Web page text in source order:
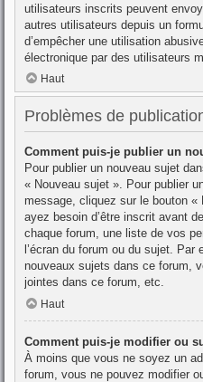
utilisateurs inscrits peuvent
autres utilisateurs depuis un
d’empêcher une utilisation
électronique par des utilisateurs
Haut
Problèmes de
Comment puis-je publier un
Pour publier un nouveau sujet
« Nouveau sujet ». Pour publier
message, cliquez sur le bouton
ayez besoin d’être inscrit avant
chaque forum, une liste de vos
l’écran du forum ou du sujet.
nouveaux sujets dans ce forum,
jointes dans ce forum, etc.
Haut
Comment puis-je modifier ou
À moins que vous ne soyez un
forum, vous ne pouvez modifier